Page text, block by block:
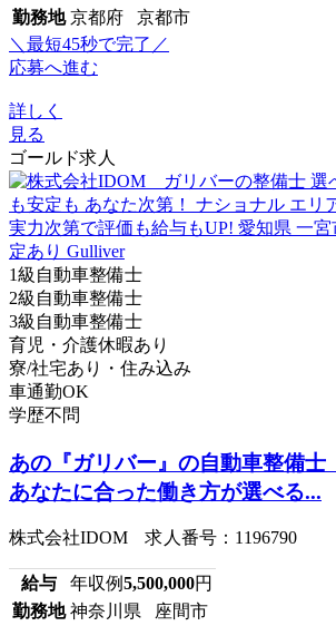
勤務地 京都府 京都市
＼最短45秒で完了／
応募へ進む
詳しく
見る
ゴールド求人
1級自動車整備士
2級自動車整備士
3級自動車整備士
育児・介護休暇あり
寮/社宅あり・住み込み
車通勤OK
学歴不問
あの『ガリバー』の自動車整備士
あなたに合った働き方が選べる...
株式会社IDOM 求人番号：1196790
給与 年収例5,500,000円
勤務地 神奈川県 座間市